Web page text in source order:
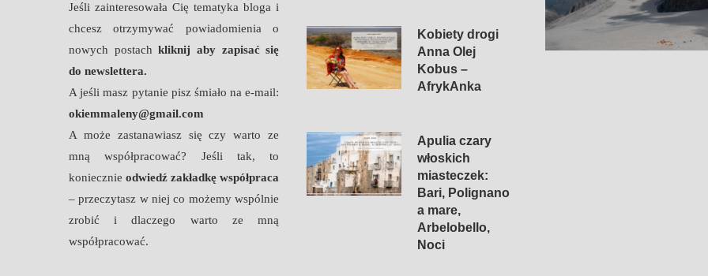
Jeśli zainteresowała Cię tematyka bloga i
chcesz otrzymywać powiadomienia o
nowych postachkliknij aby zapisać się
do newslettera.
A jeśli masz pytanie pisz śmiało na e-mail:
okiemmaleny@gmail.com
A może zastanawiasz się czy warto ze
mną współpracować? Jeśli tak, to
koniecznieodwiedź zakładkę współpraca
– przeczytasz w niej co możemy wspólnie
zrobić i dlaczego warto ze mną
współpracować.
Kobiety drogi
Anna Olej
Kobus –
AfrykAnka
Apulia czary
włoskich
miasteczek:
Bari, Polignano
a mare,
Arbelobello,
Noci